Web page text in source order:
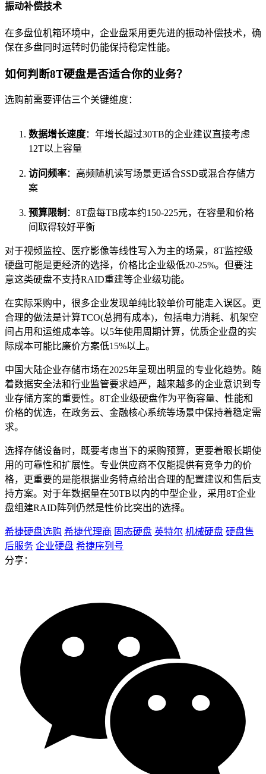
振动补偿技术
在多盘位机箱环境中，企业盘采用更先进的振动补偿技术，确
保在多盘同时运转时仍能保持稳定性能。
如何判断8T硬盘是否适合你的业务？
选购前需要评估三个关键维度：
数据增长速度：年增长超过30TB的企业建议直接考虑
12T以上容量
访问频率：高频随机读写场景更适合SSD或混合存储方
案
预算限制 ：8T盘每TB成本约150-225元，在容量和价格
间取得较好平衡
对于视频监控、医疗影像等线性写入为主的场景，8T监控级
硬盘可能是更经济的选择，价格比企业级低20-25%。但要注
意这类硬盘不支持RAID重建等企业级功能。
在实际采购中，很多企业发现单纯比较单价可能走入误区。更
合理的做法是计算TCO(总拥有成本)，包括电力消耗、机架空
间占用和运维成本等。以5年使用周期计算，优质企业盘的实
际成本可能比廉价方案低15%以上。
中国大陆企业存储市场在2025年呈现出明显的专业化趋势。随
着数据安全法和行业监管要求趋严，越来越多的企业意识到专
业存储方案的重要性。8T企业级硬盘作为平衡容量、性能和
价格的优选，在政务云、金融核心系统等场景中保持着稳定需
求。
选择存储设备时，既要考虑当下的采购预算，更要着眼长期使
用的可靠性和扩展性。专业供应商不仅能提供有竞争力的价
格，更重要的是能根据业务特点给出合理的配置建议和售后支
持方案。对于年数据量在50TB以内的中型企业，采用8T企业
盘组建RAID阵列仍然是性价比突出的选择。
希捷硬盘选购 希捷代理商 固态硬盘 英特尔 机械硬盘 硬盘售
后服务 企业硬盘 希捷序列号
分享：